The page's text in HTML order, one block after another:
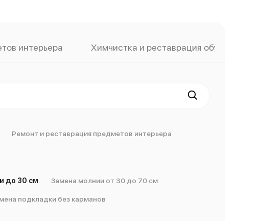
интерьера Химчистка и реставрация обуви
Ремонт и реставрация предметов интерьера
до 30 см Замена молнии от 30 до 70 см
подкладки без карманов